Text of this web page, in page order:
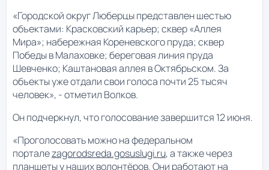
«Городской округ Люберцы представлен шестью
объектами: Красковский карьер; сквер «Аллея
Мира»; набережная Кореневского пруда; сквер
Победы в Малаховке; береговая линия пруда
Шевченко; Каштановая аллея в Октябрьском. За
объекты уже отдали свои голоса почти 25 тысяч
человек», - отметил Волков.
Он подчеркнул, что голосование завершится 12 июня.
«Проголосовать можно на федеральном
порталеzagorodsreda.gosuslugi.ru, а также через
планшеты у наших волонтёров. Они работают на